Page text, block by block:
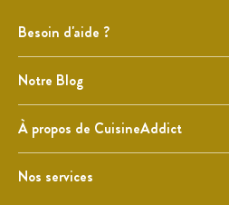
Besoin d'aide ?
Notre Blog
À propos de CuisineAddict
Nos services